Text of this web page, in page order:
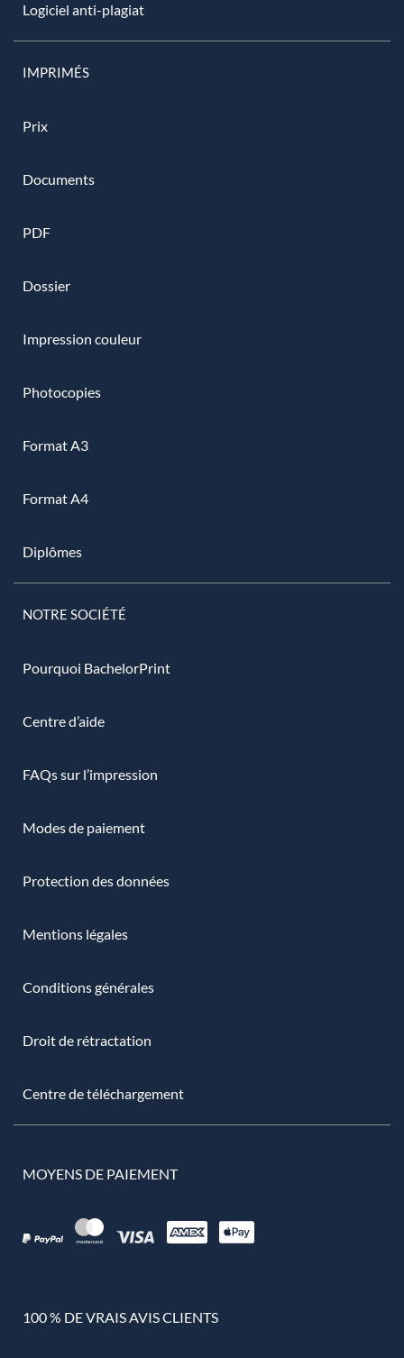
Logiciel anti-plagiat
IMPRIMÉS
Prix
Documents
PDF
Dossier
Impression couleur
Photocopies
Format A3
Format A4
Diplômes
NOTRE SOCIÉTÉ
Pourquoi BachelorPrint
Centre d’aide
FAQs sur l’impression
Modes de paiement
Protection des données
Mentions légales
Conditions générales
Droit de rétractation
Centre de téléchargement
MOYENS DE PAIEMENT
100 % DE VRAIS AVIS CLIENTS